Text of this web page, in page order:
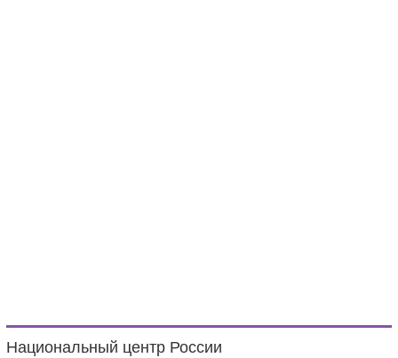
Национальный центр России